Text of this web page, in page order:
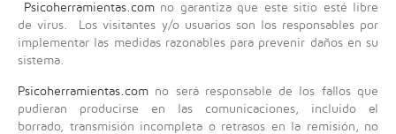
Psicoherramientas.comno garantiza que este sitio esté libre
de virus. Los visitantes y/o usuarios son los responsables por
implementar las medidas razonables para prevenir daños en su
sistema.
Psicoherramientas.com no será responsable de los fallos que
pudieran producirse en las comunicaciones, incluido el
borrado, transmisión incompleta o retrasos en la remisión, no